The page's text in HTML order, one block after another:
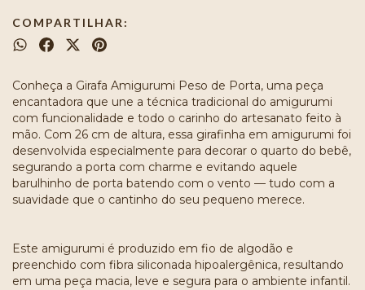
COMPARTILHAR:
Conheça a Girafa Amigurumi Peso de Porta, uma peça
encantadora que une a técnica tradicional do amigurumi
com funcionalidade e todo o carinho do artesanato feito à
mão. Com 26 cm de altura, essa girafinha em amigurumi foi
desenvolvida especialmente para decorar o quarto do bebê,
segurando a porta com charme e evitando aquele
barulhinho de porta batendo com o vento — tudo com a
suavidade que o cantinho do seu pequeno merece.
Este amigurumi é produzido em fio de algodão e
preenchido com fibra siliconada hipoalergênica, resultando
em uma peça macia, leve e segura para o ambiente infantil.